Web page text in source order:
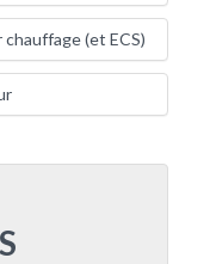
(et ECS)